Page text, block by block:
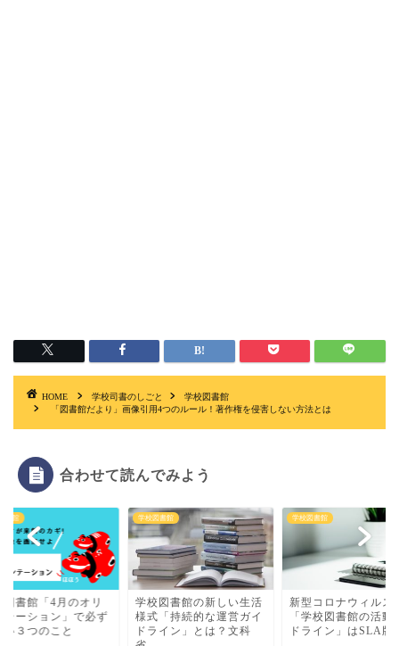
HOME 学校司書のしごと
学校図書館
「図書館だより」画像引用4つのルール！著作権を侵害しない方法とは
合わせて読んでみよう
校図書館
校図書館の新しい生活
式「持続的な運営ガイ
ライン」とは？文科
学校図書館
新型コロナウィルス対策
「学校図書館の活動ガイ
ドライン」はSLA版が...
学校図書館
学校図書館「毎日
掃」新型コロナウ
感染予防対策